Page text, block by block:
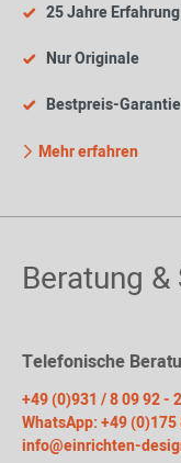
25 Jahre Erfahrung
Nur Originale
Bestpreis-Garantie
Mehr erfahren
Beratung
Telefonische
+49 (0)931 / 8 09 92 -
WhatsApp: +49 (0)175
info@einrichten-